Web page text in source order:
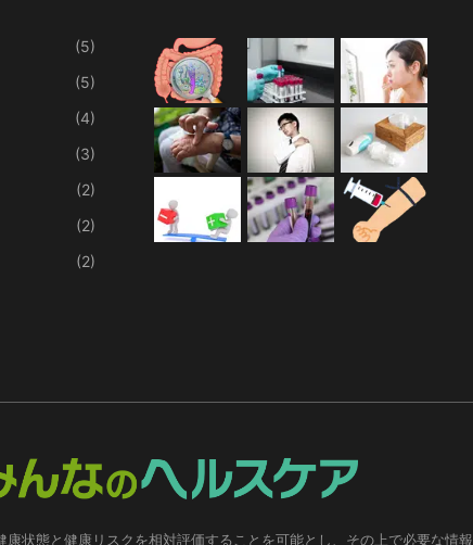
(5)
(5)
(4)
(3)
(2)
(2)
(2)
状態と健康リスクを相対評価することを可能とし、その上で必要な情報